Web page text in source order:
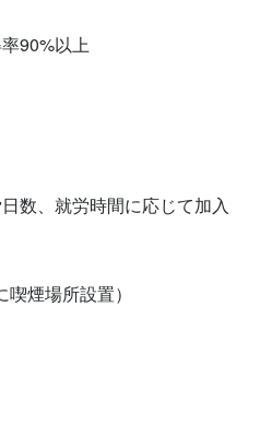
90%以上
数、就労時間に応じて加入
煙場所設置）